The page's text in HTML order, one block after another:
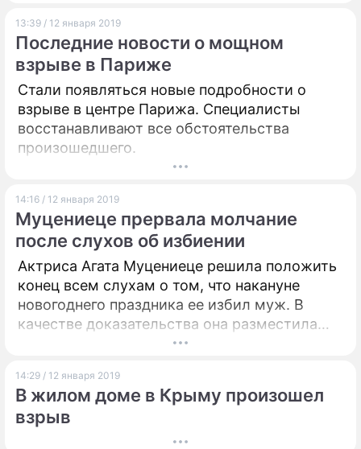
13:39 / 12 января 2019
Последние новости о мощном
взрыве в Париже
Стали появляться новые подробности о
взрыве в центре Парижа. Специалисты
восстанавливают все обстоятельства
произошедшего.
14:16 / 12 января 2019
Муцениеце прервала молчание
после слухов об избиении
Актриса Агата Муцениеце решила положить
конец всем слухам о том, что накануне
новогоднего праздника ее избил муж. В
качестве доказательства она разместила
трогательный снимок с Павлом Прилучным.
14:29 / 12 января 2019
В жилом доме в Крыму произошел
взрыв